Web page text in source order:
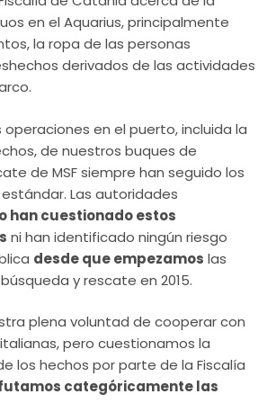
en el Aquarius, principalmente
la ropa de las personas
derivados de las actividades
operaciones en el puerto, incluida la
de nuestros buques de
de MSF siempre han seguido los
Las autoridades
han cuestionado estos
ni han identificado ningún riesgo
desde que empezamos las
y rescate en 2015.
plena voluntad de cooperar con
pero cuestionamos la
los hechos por parte de la Fiscalía
categóricamente las